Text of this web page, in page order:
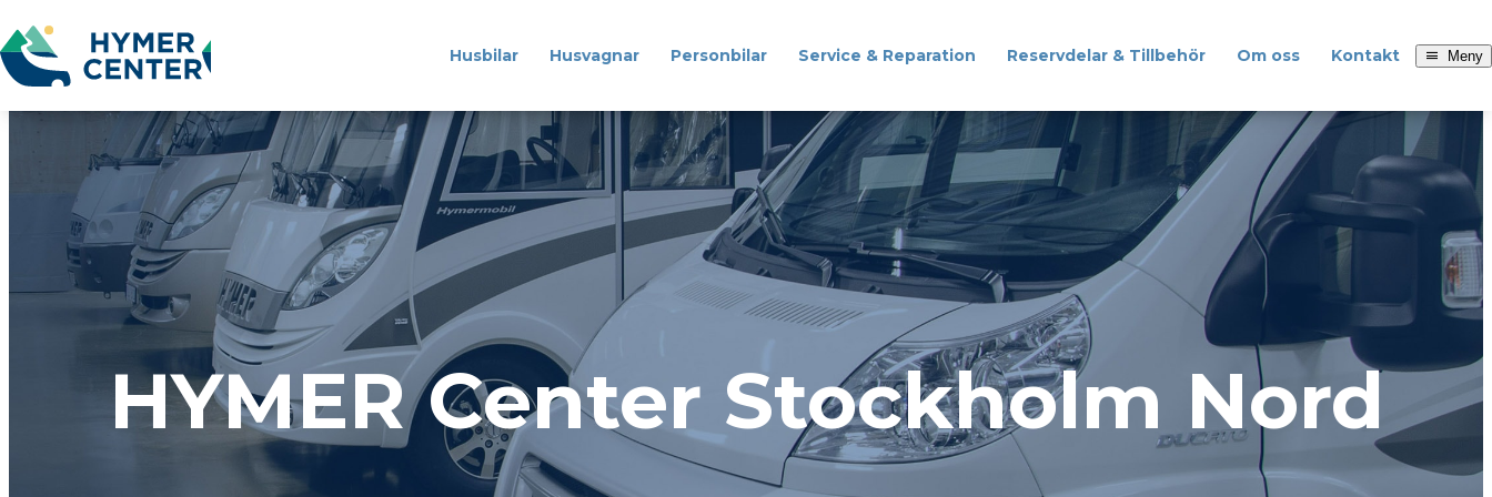
HYMER Center Stockholm Nord
Husbilar Husvagnar Personbilar Service & Reparation Reservdelar & Tillbehör Om oss Kontakt Meny
Husbilar
Husvagnar
Personbilar
Service & Reparation
Reservdelar & Tillbehör
Om oss
Kontakt